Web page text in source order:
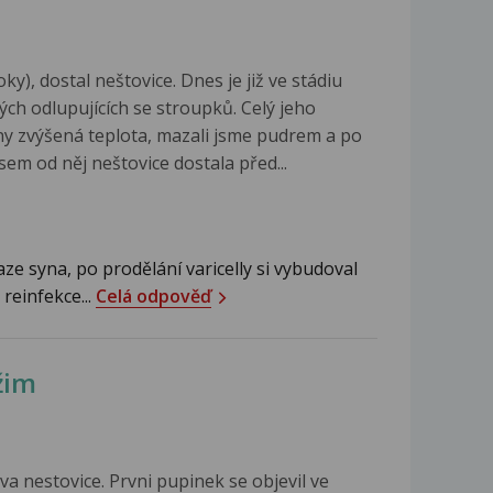
dostal neštovice. Dnes je již ve stádiu
odlupujících se stroupků. Celý jeho
zvýšená teplota, mazali jsme pudrem a po
od něj neštovice dostala před...
syna, po prodělání varicelly si vybudoval
Celá odpověď
nestovice. Prvni pupinek se objevil ve